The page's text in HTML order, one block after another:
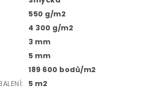
550 g/m2
4 300 g/m2
3 mm
5 mm
189 600 bodů/m2
5 m2